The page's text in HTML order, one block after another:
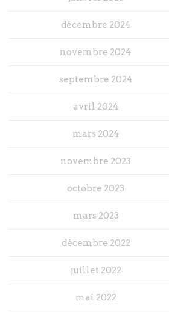
décembre 2024
novembre 2024
septembre 2024
avril 2024
mars 2024
novembre 2023
octobre 2023
mars 2023
décembre 2022
juillet 2022
mai 2022